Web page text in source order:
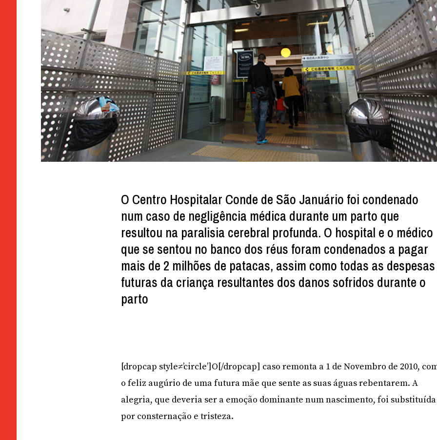
O Centro Hospitalar Conde de São Januário foi condenado
num caso de negligência médica durante um parto que
resultou na paralisia cerebral profunda. O hospital e o médico
que se sentou no banco dos réus foram condenados a pagar
mais de 2 milhões de patacas, assim como todas as despesas
futuras da criança resultantes dos danos sofridos durante o
parto
[dropcap style≠’circle’]O[/dropcap] caso remonta a 1 de Novembro de 2010,
o feliz augúrio de uma futura mãe que sente as suas águas rebentarem. A
alegria, que deveria ser a emoção dominante num nascimento, foi substituída
por consternação e tristeza.